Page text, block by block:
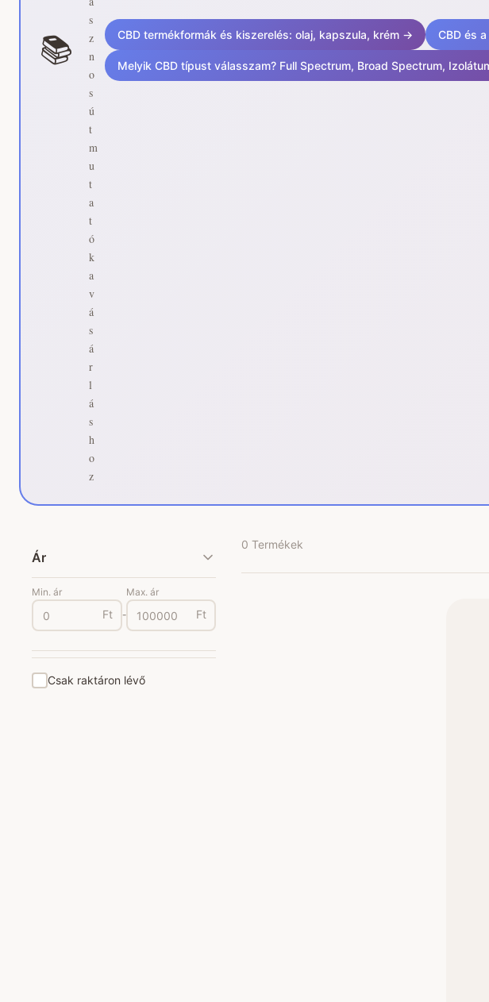
📚
s
z
n
o
s
ú
t
m
u
t
a
t
ó
k
a
v
á
s
á
r
l
á
s
h
o
z
CBD termékformák és kiszerelés: olaj, kapszula, krém → CBD és
Melyik CBD típust válasszam? Full Spectrum, Broad Spectrum,
Ár
Min. ár
Ft -
Max. ár
Ft
Csak raktáron lévő
0 Termékek